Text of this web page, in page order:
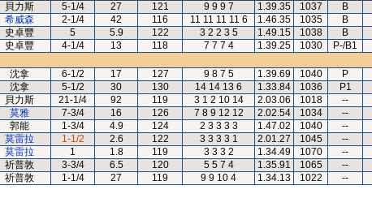
貝力斯 5-1/4 27 121 9 9 9 7 1.39.35 1037
B
希威森 2-1/4 42 116 11 11 11 11 6 1.46.35 1035
B
史卓豐 5 5.9 122 3 2 2 3 5 1.49.15 1038
B
史卓豐 4-1/4 13 118 7 7 7 4 1.39.25 1030
P-/B1
沈拿 6-1/2 17 127 9 8 7 5 1.39.69 1040
P
沈拿 5-1/2 30 130 14 14 13 6 1.33.84 1036
P1
貝力斯 21-1/4 92 119 3 1 2 10 14 2.03.06 1018
--
莫雅 7-3/4 16 126 7 8 9 12 12 2.02.54 1034
--
郭能 1-3/4 4.9 124 2 3 3 3 3 1.47.02 1040
--
莫雷拉 1-1/2 2.6 122 3 3 3 3 1 2.01.27 1045
--
莫雷拉 1 1.8 119 3 3 3 2 1.34.49 1070
--
祈普敦 3-3/4 6.5 120 5 5 7 4 1.35.91 1065
--
祈普敦 1-1/4 27 119 9 9 10 4 1.34.13 1022 --